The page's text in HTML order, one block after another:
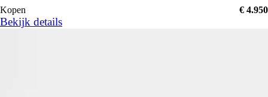
Kopen € 4.950
Bekijk details